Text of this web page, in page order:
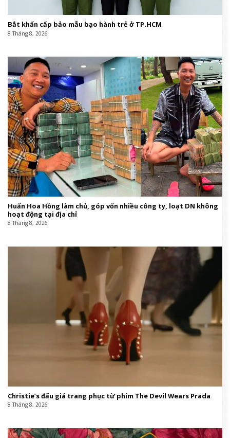
Bắt khẩn cấp bảo mẫu bạo hành trẻ ở TP.HCM
8 Tháng 8, 2026
Huấn Hoa Hồng làm chủ, góp vốn nhiều công ty, loạt DN không
hoạt động tại địa chỉ
8 Tháng 8, 2026
Christie’s đấu giá trang phục từ phim The Devil Wears Prada
8 Tháng 8, 2026